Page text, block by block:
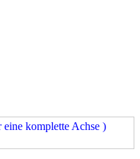
eine komplette Achse )